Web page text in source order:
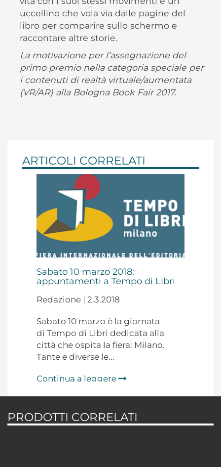
uccellino che vola via dalle pagine del
libro per comparire sullo schermo e
raccontare altre storie.
La motivazione per l’assegnazione del
primo premio nella categoria speciale per
i contenuti di realtà virtuale/aumentata
(VR/AR) alla Bologna Book Fair 2017.
ARTICOLI CORRELATI
Sabato 10 marzo 2018:
appuntamenti a Tempo di Libri
Redazione | 2.3.2018
Sabato 10 marzo è la giornata
di Tempo di Libri dedicata alla
città che ospita la fiera: Milano.
Tante e diverse le...
Continua a leggere
PRODOTTI CORRELATI